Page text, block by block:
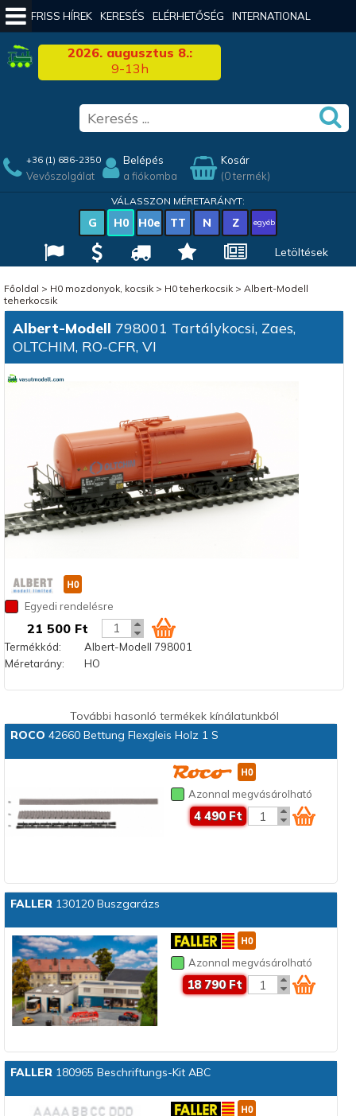
FRISS HÍREK KERESÉS ELÉRHETŐSÉG INTERNATIONAL
2026. augusztus 8.:
9-13h
+36 (1) 686-2350
Vevőszolgálat
Belépés
a fiókomba
Kosár
(0 termék)
VÁLASSZON MÉRETARÁNYT:
G H0 H0e TT N Z egyéb
Letöltések
Főoldal > H0 mozdonyok, kocsik> H0 teherkocsik> Albert-Modell
teherkocsik
Albert-Modell 798001 Tartálykocsi, Zaes,
OLTCHIM, RO-CFR, VI
Egyedi rendelésre
21 500 Ft
Termékkód:
Albert-Modell 798001
Méretarány:
HO
További hasonló termékek kínálatunkból
ROCO 42660 Bettung Flexgleis Holz 1 S
Azonnal megvásárolható
4 490 Ft
FALLER130120 Buszgarázs
Azonnal megvásárolható
18 790 Ft
FALLER180965 Beschriftungs-Kit ABC